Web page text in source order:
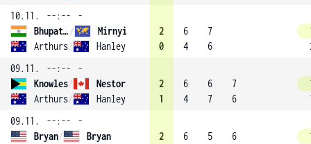
10.11.
--:--
-
Bhupathi /
Mirnyi
Arthurs/ Hanley
2
0
6
4
7
6
09.11.
--:--
-
Knowles/
Nestor
Arthurs/ Hanley
2
1
6
4
6
7
7
6
09.11.
--:--
-
Bryan/
Bryan
2
6
5
6